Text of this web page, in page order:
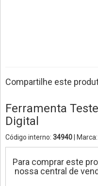
Compartilhe este
Ferramenta
Digital
Código interno: 34940 | Marca:
Para comprar este
nossa central de